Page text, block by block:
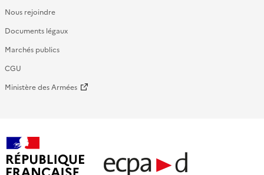
Nous rejoindre
Documents légaux
Marchés publics
CGU
Ministère des Armées
française - ECPAD